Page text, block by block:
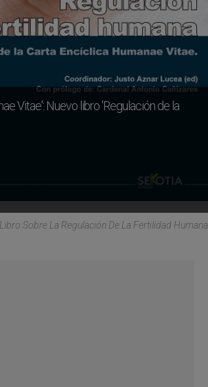
Vitae': Nuevo libro 'Regulación de la
Sobre La Regulación De La Fertilidad Humana